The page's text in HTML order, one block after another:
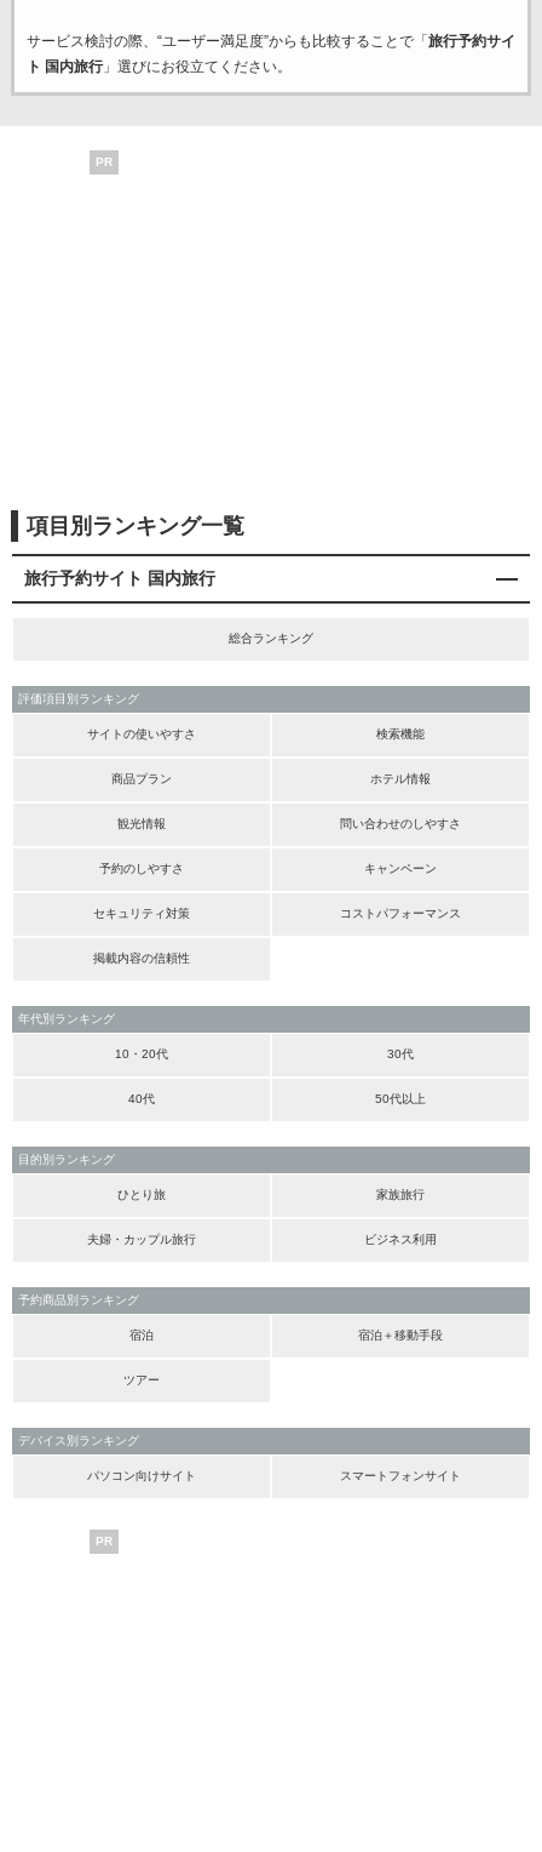
サービス検討の際、“ユーザー満足度”からも比較することで「 旅行予約サイ
ト 国内旅行」選びにお役立てください。
PR
項目別ランキング一覧
旅行予約サイト 国内旅行
総合ランキング
評価項目別ランキング
サイトの使いやすさ 検索機能
商品プラン ホテル情報
観光情報 問い合わせのしやすさ
予約のしやすさ キャンペーン
セキュリティ対策 コストパフォーマンス
掲載内容の信頼性
年代別ランキング
10・20代 30代
40代 50代以上
目的別ランキング
ひとり旅 家族旅行
夫婦・カップル旅行 ビジネス利用
予約商品別ランキング
宿泊 宿泊＋移動手段
ツアー
デバイス別ランキング
パソコン向けサイト スマートフォンサイト
PR